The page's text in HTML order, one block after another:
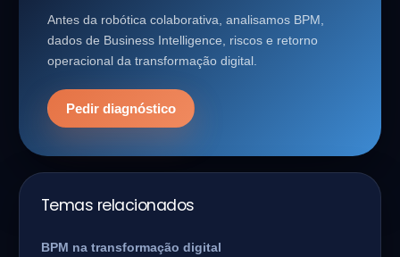
Antes da robótica colaborativa, analisamos BPM,
dados de Business Intelligence, riscos e retorno
operacional da transformação digital.
Pedir diagnóstico
Temas relacionados
BPM na transformação digital